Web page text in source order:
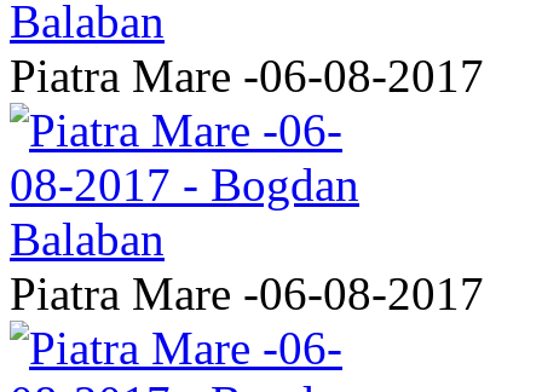
Piatra Mare -06-08-2017
Piatra Mare -06-08-2017